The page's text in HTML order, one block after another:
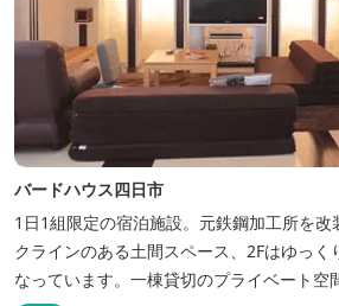
バードハウス四日市
1日1組限定の宿泊施設。元鉄鋼加工所を改
クラインのある土間スペース、2Fはゆっく
なっています。一棟貸切のプライベート空